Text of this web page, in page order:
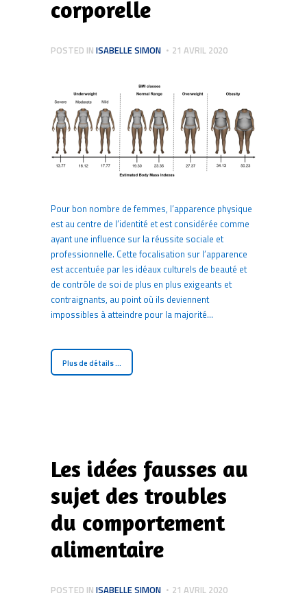
corporelle
POSTED IN ISABELLE SIMON 21 AVRIL 2020
Pour bon nombre de femmes, l’apparence physique
est au centre de l’identité et est considérée comme
ayant une influence sur la réussite sociale et
professionnelle. Cette focalisation sur l’apparence
est accentuée par les idéaux culturels de beauté et
de contrôle de soi de plus en plus exigeants et
contraignants, au point où ils deviennent
impossibles à atteindre pour la majorité…
Plus de détails ...
Les idées fausses au
sujet des troubles
du comportement
alimentaire
POSTED IN ISABELLE SIMON 21 AVRIL 2020